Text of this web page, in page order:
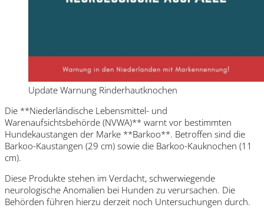
Update Warnung Rinderhautknochen
Die **Niederländische Lebensmittel- und
Warenaufsichtsbehörde (NVWA)** warnt vor bestimmten
Hundekaustangen der Marke **Barkoo**. Betroffen sind die
Barkoo-Kaustangen (29 cm) sowie die Barkoo-Kauknochen (11
cm).
Diese Produkte stehen im Verdacht, schwerwiegende
neurologische Anomalien bei Hunden zu verursachen. Die
Behörden führen hierzu derzeit noch Untersuchungen durch.